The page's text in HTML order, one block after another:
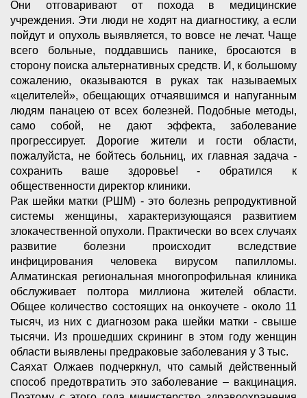
Они отговаривают от похода в медицинские
учреждения. Эти люди не ходят на диагностику, а если
пойдут и опухоль выявляется, то вовсе не лечат. Чаще
всего больные, поддавшись панике, бросаются в
сторону поиска альтернативных средств. И, к большому
сожалению, оказываются в руках так называемых
«целителей», обещающих отчаявшимся и напуганным
людям панацею от всех болезней. Подобные методы,
само собой, не дают эффекта, заболевание
прогрессирует. Дорогие жители и гости области,
пожалуйста, не бойтесь больниц, их главная задача -
сохранить ваше здоровье! - обратился к
общественности директор клиники.
Рак шейки матки (РШМ) - это болезнь репродуктивной
системы женщины, характеризующаяся развитием
злокачественной опухоли. Практически во всех случаях
развитие болезни происходит вследствие
инфицирования человека вирусом папилломы.
Алматинская региональная многопрофильная клиника
обслуживает полтора миллиона жителей области.
Общее количество состоящих на онкоучете - около 11
тысяч, из них с диагнозом рака шейки матки - свыше
тысячи. Из прошедших скрининг в этом году женщин
области выявлены предраковые заболевания у 3 тыс.
Саяхат Олжаев подчеркнул, что самый действенный
способ предотвратить это заболевание – вакцинация.